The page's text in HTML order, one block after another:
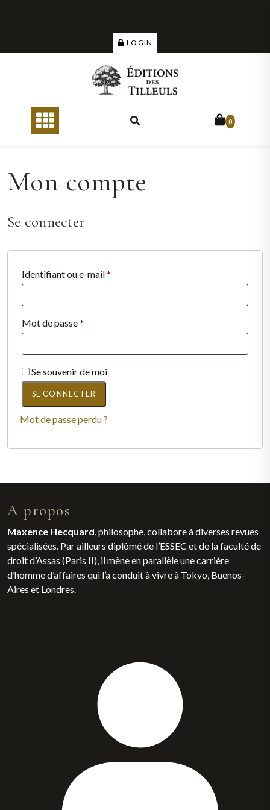
LOGIN
0
Mon compte
Se connecter
Identifiant ou e-mail *
Mot de passe *
Se souvenir de moi
SE CONNECTER
Mot de passe perdu ?
A propos
Maxence Hecquard, philosophe, collabore à diverses revues
spécialisées. Par ailleurs diplômé de l’ESSEC et de la faculté de
droit d’Assas (Paris II), il mène en parallèle une carrière
d’homme d’affaires qui l’a conduit à vivre à Tokyo, Buenos-
Aires et Londres.